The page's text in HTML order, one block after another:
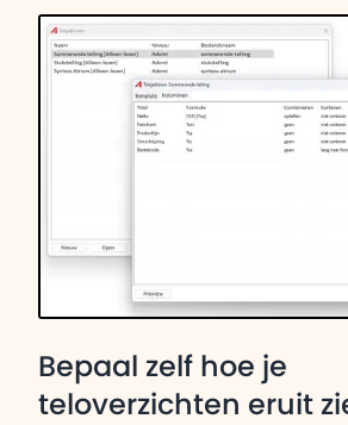
Bepaal zelf hoe je
teloverzichten eruit